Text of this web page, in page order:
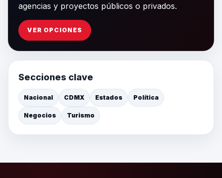
agencias y proyectos públicos o privados.
VER OPCIONES
Secciones clave
Nacional CDMX Estados Política
Negocios Turismo